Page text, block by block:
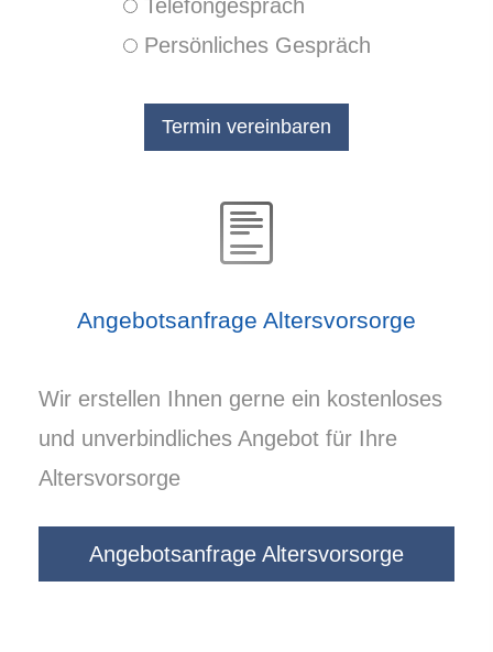
Tele­fon­ge­spräch
Persönliches Gespräch
Angebotsanfrage Alters­vorsorge
Wir erstellen Ihnen gerne ein kostenloses
und unverbindliches Angebot für Ihre
Alters­vorsorge
Angebotsanfrage Alters­vorsorge